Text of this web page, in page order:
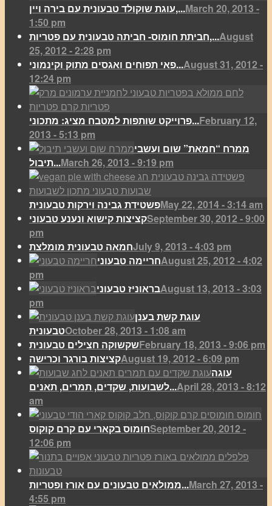
עוגת שוקולד טבעונית עם בירה ויין,...March 20, 2013 -
1:50 pm
חביתת חומוס- חביתה טבעונית עם פטריות,...August
25, 2012 - 2:28 pm
פאי תפוחים ואגסים מתוק וקינמוני...August 31, 2012 -
12:24 pm
פרוייקט שותפות למטבח מציג: מתכוני...February 12,
2013 - 5:13 pm
ממרח “חמאת” שום ועשבי
תיבול...March 26, 2013 - 9:19 pm
פשטידת גבינה וירקות טבעוניתMay 22, 2014 - 3:14 am
קציצות קישוא ונענע טבעוניSeptember 30, 2012 - 9:00
pm
חמאה טבעונית מומלצתJuly 9, 2013 - 4:03 pm
חריימה טבעוניAugust 25, 2012 - 4:02
pm
בראוניז טבעוניAugust 13, 2013 - 3:03
pm
עוגת קשת בענן
טבעוניתOctober 28, 2013 - 1:08 am
שקשוקה חצילים טבעוניתFebruary 18, 2013 - 9:06 pm
קציצות בורגר וכרישהAugust 19, 2012 - 6:09 pm
עוגה
לשבועות, שקדים, תמרים, תאנים...April 28, 2013 - 8:12
am
חומוס בקארי עם קרם קוקוסSeptember 20, 2012 -
12:06 pm
ממולאים טבעונים עם אורז ופטריות...March 27, 2013 -
4:55 pm